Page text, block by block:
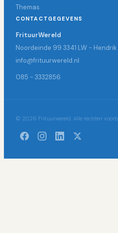
Themas
CONTACTGEGEVENS
FrituurWereld
Noordeinde 99 3341 LW -
info@frituurwereld.nl
085 - 3332856
© 2026 Frituurwereld. Alle rechten